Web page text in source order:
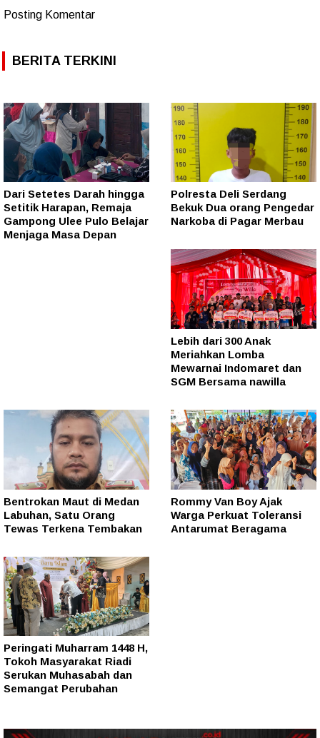
Posting Komentar
BERITA TERKINI
Dari Setetes Darah hingga
Setitik Harapan, Remaja
Gampong Ulee Pulo Belajar
Menjaga Masa Depan
Polresta Deli Serdang
Bekuk Dua orang Pengedar
Narkoba di Pagar Merbau
Lebih dari 300 Anak
Meriahkan Lomba
Mewarnai Indomaret dan
SGM Bersama nawilla
Bentrokan Maut di Medan
Labuhan, Satu Orang
Tewas Terkena Tembakan
Rommy Van Boy Ajak
Warga Perkuat Toleransi
Antarumat Beragama
Peringati Muharram 1448 H,
Tokoh Masyarakat Riadi
Serukan Muhasabah dan
Semangat Perubahan